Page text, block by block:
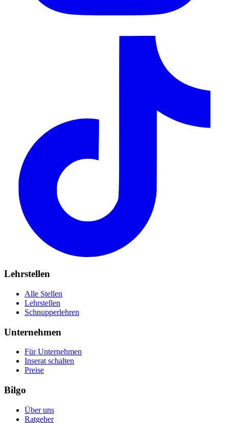
Lehrstellen
Alle Stellen
Lehrstellen
Schnupperlehren
Unternehmen
Für Unternehmen
Inserat schalten
Preise
Bilgo
Über uns
Ratgeber